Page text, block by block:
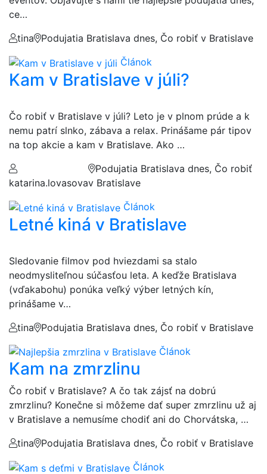
ce…
tina
Podujatia Bratislava dnes, Čo robiť v Bratislave
Článok
Kam v Bratislave v júli?
Čo robiť v Bratislave v júli? Leto je v plnom prúde a k
nemu patrí slnko, zábava a relax. Prinášame pár tipov
na top akcie a kam v Bratislave. Ako …
katarina.lovasova
Podujatia Bratislava dnes, Čo robiť
v Bratislave
Článok
Letné kiná v Bratislave
Sledovanie filmov pod hviezdami sa stalo
neodmysliteľnou súčasťou leta. A keďže Bratislava
(vďakabohu) ponúka veľký výber letných kín,
prinášame v…
tina
Podujatia Bratislava dnes, Čo robiť v Bratislave
Článok
Kam na zmrzlinu
Čo robiť v Bratislave? A čo tak zájsť na dobrú
zmrzlinu? Konečne si môžeme dať super zmrzlinu už aj
v Bratislave a nemusíme chodiť ani do Chorvátska, …
tina
Podujatia Bratislava dnes, Čo robiť v Bratislave
Článok